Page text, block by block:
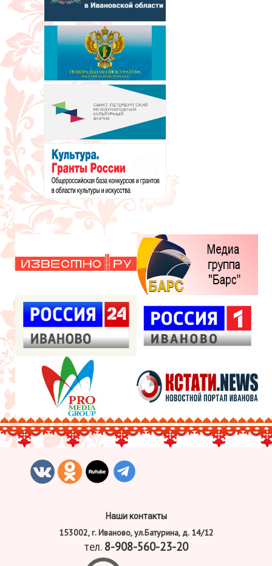
Наши контакты
153002, г. Иваново, ул.Батурина, д. 14/12
тел. 8-908-560-23-20